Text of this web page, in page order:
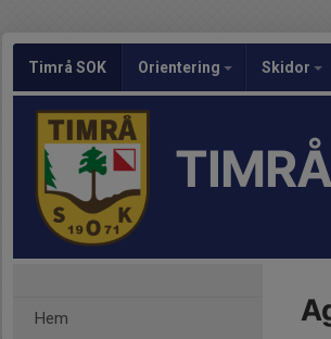
Timrå SOK Orientering Skidor
Hem